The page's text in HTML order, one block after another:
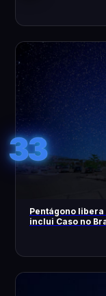
33
Pentágono libera
inclui Caso no